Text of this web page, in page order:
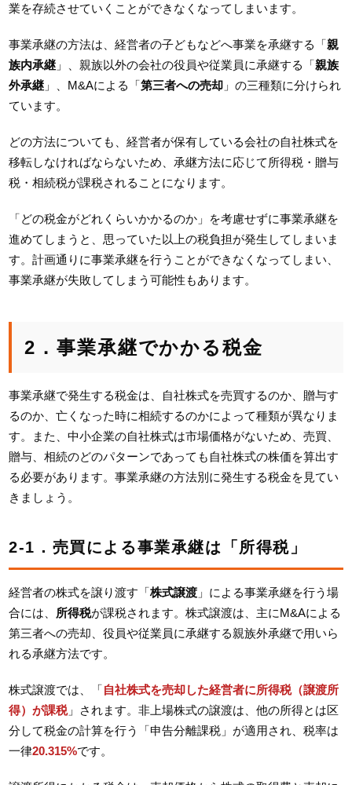
業を存続させていくことができなくなってしまいます。
事業承継の方法は、経営者の子どもなどへ事業を承継する「親
族内承継 」、親族以外の会社の役員や従業員に承継する「親族
外承継 」、M&Aによる「第三者への売却 」の三種類に分けられ
ています。
どの方法についても、経営者が保有している会社の自社株式を
移転しなければならないため、承継方法に応じて所得税・贈与
税・相続税が課税されることになります。
「どの税金がどれくらいかかるのか」を考慮せずに事業承継を
進めてしまうと、思っていた以上の税負担が発生してしまいま
す。計画通りに事業承継を行うことができなくなってしまい、
事業承継が失敗してしまう可能性もあります。
2．事業承継でかかる税金
事業承継で発生する税金は、自社株式を売買するのか、贈与す
るのか、亡くなった時に相続するのかによって種類が異なりま
す。また、中小企業の自社株式は市場価格がないため、売買、
贈与、相続のどのパターンであっても自社株式の株価を算出す
る必要があります。事業承継の方法別に発生する税金を見てい
きましょう。
2-1．売買による事業承継は「所得税」
経営者の株式を譲り渡す「株式譲渡 」による事業承継を行う場
合には、 所得税が課税されます。株式譲渡は、主にM&Aによる
第三者への売却、役員や従業員に承継する親族外承継で用いら
れる承継方法です。
株式譲渡では、「自社株式を売却した経営者に所得税（譲渡所
得）が課税」されます。非上場株式の譲渡は、他の所得とは区
分して税金の計算を行う「申告分離課税」が適用され、税率は
一律20.315%です。